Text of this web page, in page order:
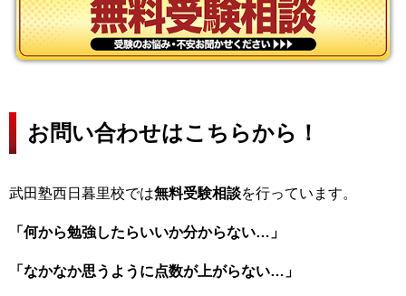
お問い合わせはこちらから！
武田塾西日暮里校では無料受験相談を行っています。
「何から勉強したらいいか分からない…」
「なかなか思うように点数が上がらない…」